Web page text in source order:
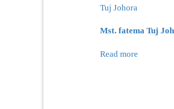
Mst. fatema Tuj
Read more